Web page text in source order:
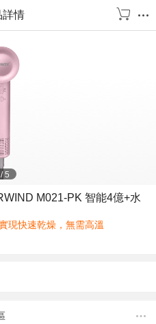
詳情
/5
M021-PK 智能4億+水
現快速乾燥，無需高溫